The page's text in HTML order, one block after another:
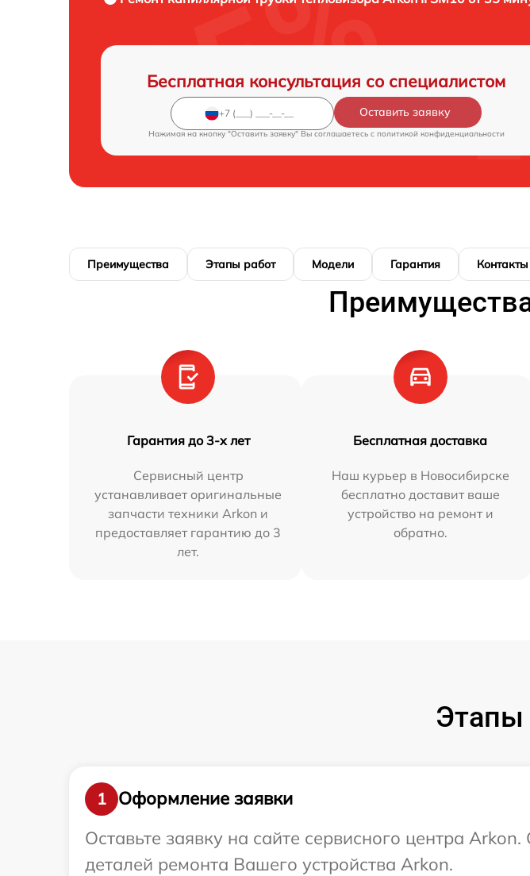
Бесплатная консультация со специалистом
Оставить заявку
Нажимая на кнопку "Оставить заявку" Вы соглашаетесь c политикой конфиденциальности
Преимущества Этапы работ Модели Гарантия Контакты
Гарантия до 3-х лет
Сервисный центр
устанавливает оригинальные
запчасти техники Arkon и
предоставляет гарантию до 3
лет.
Бесплатная доставка
Наш курьер в Новосибирске
бесплатно доставит ваше
устройство на ремонт и
обратно.
Этапы
1
Оформление заявки
Оставьте заявку на сайте сервисного центра
деталей ремонта Вашего устройства Arkon.